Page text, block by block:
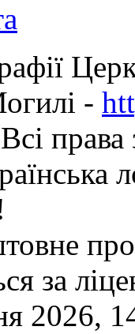
-
за
2026,